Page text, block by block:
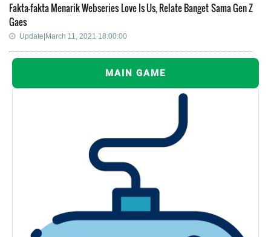
Fakta-fakta Menarik Webseries Love Is Us, Relate Banget Sama Gen Z
Gaes
Update|March 11, 2021 18:00:00
MAIN GAME